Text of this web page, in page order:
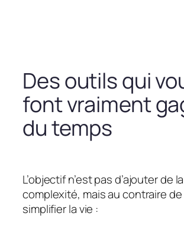
Des outils qui
font vraiment
du temps
L’objectif n’est pas d’ajouter de la
complexité, mais au contraire
simplifier la vie :